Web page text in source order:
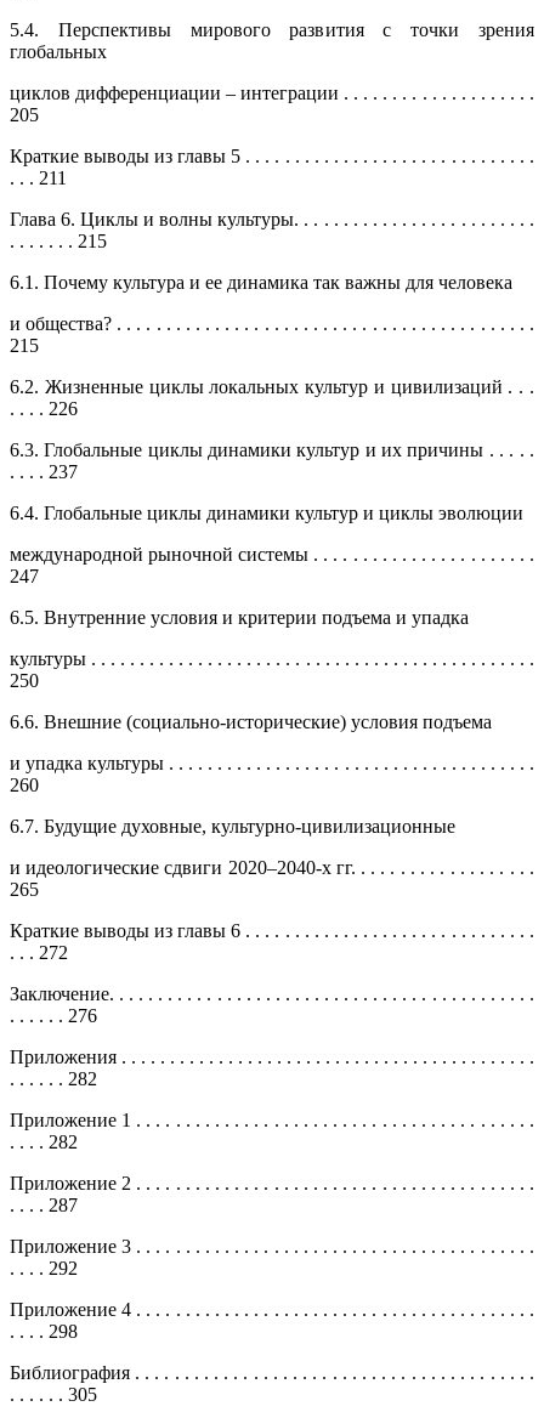
5.4. Перспективы мирового развития с точки зрения
глобальных
циклов дифференциации – интеграции . . . . . . . . . . . . . . . . . . . .
205
Краткие выводы из главы 5 . . . . . . . . . . . . . . . . . . . . . . . . . . . . . .
. . . 211
Глава 6. Циклы и волны культуры. . . . . . . . . . . . . . . . . . . . . . . . .
. . . . . . . 215
6.1. Почему культура и ее динамика так важны для человека
и общества? . . . . . . . . . . . . . . . . . . . . . . . . . . . . . . . . . . . . . . . . . . .
215
6.2. Жизненные циклы локальных культур и цивилизаций . . .
. . . . 226
6.3. Глобальные циклы динамики культур и их причины . . . . .
. . . . 237
6.4. Глобальные циклы динамики культур и циклы эволюции
международной рыночной системы . . . . . . . . . . . . . . . . . . . . . . .
247
6.5. Внутренние условия и критерии подъема и упадка
культуры . . . . . . . . . . . . . . . . . . . . . . . . . . . . . . . . . . . . . . . . . . . . . .
250
6.6. Внешние (социально-исторические) условия подъема
и упадка культуры . . . . . . . . . . . . . . . . . . . . . . . . . . . . . . . . . . . . . .
260
6.7. Будущие духовные, культурно-цивилизационные
и идеологические сдвиги 2020–2040-х гг. . . . . . . . . . . . . . . . . . .
265
Краткие выводы из главы 6 . . . . . . . . . . . . . . . . . . . . . . . . . . . . . .
. . . 272
Заключение. . . . . . . . . . . . . . . . . . . . . . . . . . . . . . . . . . . . . . . . . . . .
. . . . . . 276
Приложения . . . . . . . . . . . . . . . . . . . . . . . . . . . . . . . . . . . . . . . . . . .
. . . . . . 282
Приложение 1 . . . . . . . . . . . . . . . . . . . . . . . . . . . . . . . . . . . . . . . . .
. . . . 282
Приложение 2 . . . . . . . . . . . . . . . . . . . . . . . . . . . . . . . . . . . . . . . . .
. . . . 287
Приложение 3 . . . . . . . . . . . . . . . . . . . . . . . . . . . . . . . . . . . . . . . . .
. . . . 292
Приложение 4 . . . . . . . . . . . . . . . . . . . . . . . . . . . . . . . . . . . . . . . . .
. . . . 298
Библиография . . . . . . . . . . . . . . . . . . . . . . . . . . . . . . . . . . . . . . . . .
. . . . . . 305